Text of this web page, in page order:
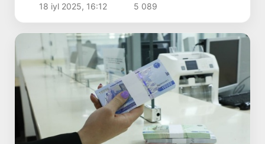
18 iyl 2025, 16:12 5 089